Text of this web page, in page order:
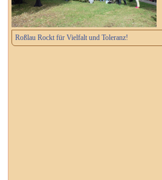
Roßlau Rockt für Vielfalt und Toleranz!